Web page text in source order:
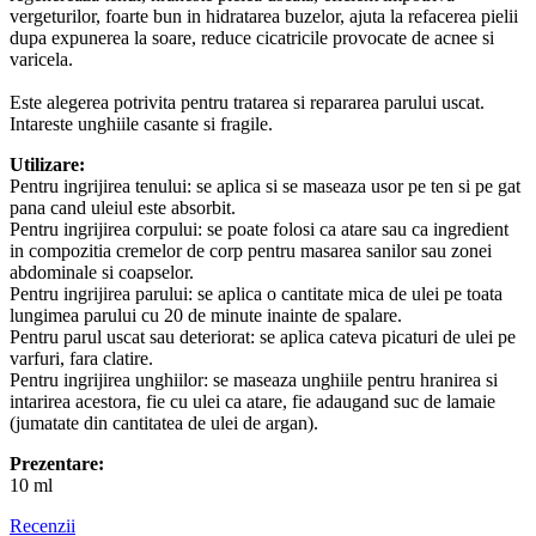
vergeturilor, foarte bun in hidratarea buzelor, ajuta la refacerea pielii
dupa expunerea la soare, reduce cicatricile provocate de acnee si
varicela.
Este alegerea potrivita pentru tratarea si repararea parului uscat.
Intareste unghiile casante si fragile.
Utilizare:
Pentru ingrijirea tenului: se aplica si se maseaza usor pe ten si pe gat
pana cand uleiul este absorbit.
Pentru ingrijirea corpului: se poate folosi ca atare sau ca ingredient
in compozitia cremelor de corp pentru masarea sanilor sau zonei
abdominale si coapselor.
Pentru ingrijirea parului: se aplica o cantitate mica de ulei pe toata
lungimea parului cu 20 de minute inainte de spalare.
Pentru parul uscat sau deteriorat: se aplica cateva picaturi de ulei pe
varfuri, fara clatire.
Pentru ingrijirea unghiilor: se maseaza unghiile pentru hranirea si
intarirea acestora, fie cu ulei ca atare, fie adaugand suc de lamaie
(jumatate din cantitatea de ulei de argan).
Prezentare:
10 ml
Recenzii